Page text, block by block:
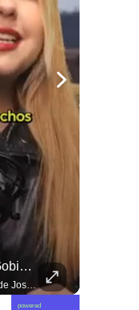
⚖️🌎 La CIDH Solicitó Al Gobierno De José Antonio Kast Información Detallada Sobre Cambios Institucionales Y Recortes En Materia De Derechos Humanos, Tras Una Audiencia...
⚖️🌎 La CIDH solicitó al gobierno de José Antonio Kast información detallada sobre cambios institucionales y recortes en materia de derechos humanos, tras una audiencia con organizaciones y representantes del Estado. 📄🇨🇱 👉 Descubre más en elciudadano.com y en Tu Canal Ciudadano
powered